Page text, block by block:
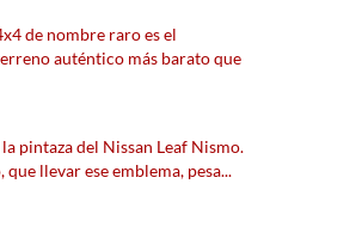
de nombre raro es el
auténtico más barato que
pintaza del Nissan Leaf Nismo.
que llevar ese emblema, pesa...